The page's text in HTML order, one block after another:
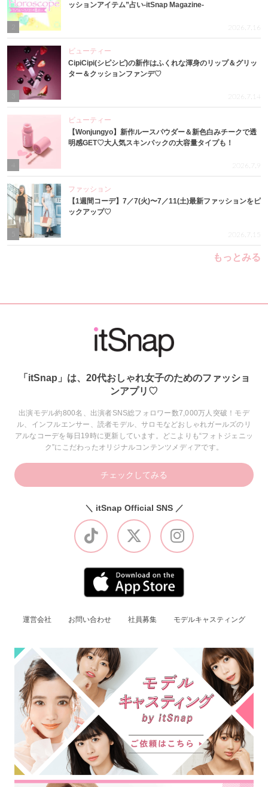
ッションアイテム”占い-itSnap Magazine-
2026.7.16
3
ビューティー
CipiCipi(シピシピ)の新作はふくれな渾身のリップ＆グリッ
ター＆クッションファンデ♡
2026.7.14
4
ビューティー
【Wonjungyo】新作ルースパウダー＆新色白みチークで透
明感GET♡大人気スキンパックの大容量タイプも！
2026.7.9
ファッション
【1週間コーデ】7／7(火)〜7／11(土)最新ファッションをピ
ックアップ♡
2026.7.15
もっとみる
「itSnap」は、20代おしゃれ女子のためのファッショ
ンアプリ♡
出演モデル約800名、出演者SNS総フォロワー数7,000万人突破！モデ
ル、インフルエンサー、読者モデル、サロモなどおしゃれガールズのリ
アルなコーデを毎日19時に更新しています。どこよりも“フォトジェニッ
ク”にこだわったオリジナルコンテンツメディアです。
チェックしてみる
＼ itSnap Official SNS ／
運営会社 お問い合わせ 社員募集 モデルキャスティング